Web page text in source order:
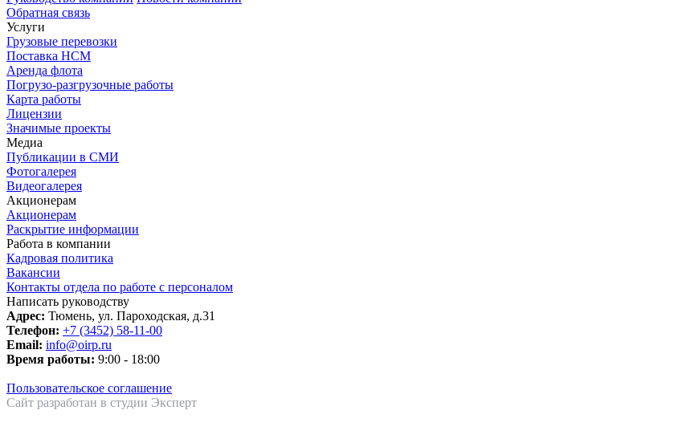
Обратная связь
Услуги
Грузовые перевозки
Поставка НСМ
Аренда флота
Погрузо-разгрузочные работы
Карта работы
Лицензии
Значимые проекты
Медиа
Публикации в СМИ
Фотогалерея
Видеогалерея
Акционерам
Акционерам
Раскрытие информации
Работа в компании
Кадровая политика
Вакансии
Контакты отдела по работе с персоналом
Написать руководству
Адрес: Тюмень, ул. Пароходская, д.31
Телефон: +7 (3452) 58-11-00
Email: info@oirp.ru
Время работы: 9:00 - 18:00
Пользовательское соглашение
Сайт разработан в студии Эксперт